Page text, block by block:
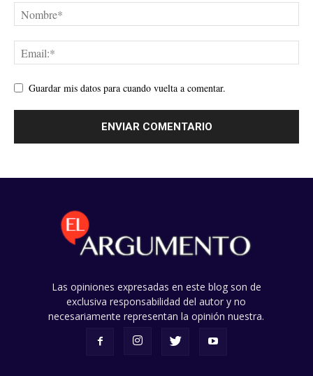
Guardar mis datos para cuando vuelta a comentar.
Las opiniones expresadas en este blog son de
exclusiva responsabilidad del autor y no
necesariamente representan la opinión nuestra.